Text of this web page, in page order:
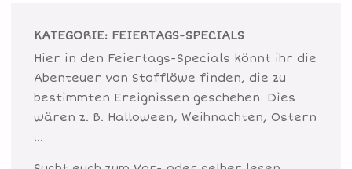
KATEGORIE: FEIERTAGS-SPECIALS
Hier in den Feiertags-Specials könnt ihr die
Abenteuer von Stofflöwe finden, die zu
bestimmten Ereignissen geschehen. Dies
wären z. B. Halloween, Weihnachten, Ostern
…